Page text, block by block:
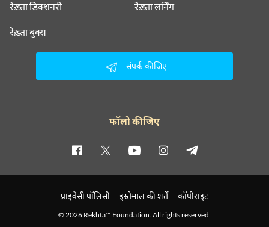
रेख़्ता डिक्शनरी रेख़्ता लर्निंग
रेख़्ता बुक्स
संपर्क कीजिए
फॉलो कीजिए
प्राइवेसी पॉलिसी इस्तेमाल की शर्तें कॉपीराइट
© 2026 Rekhta™ Foundation. All rights reserved.